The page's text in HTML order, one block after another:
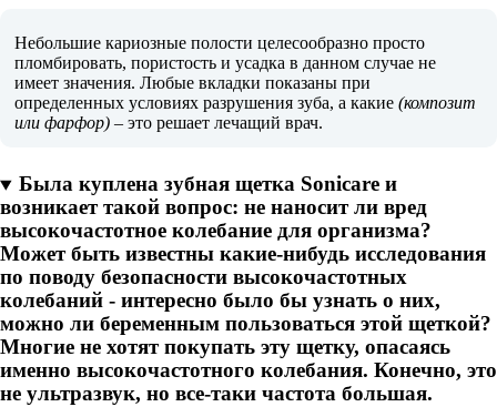
Небольшие кариозные полости целесообразно просто
пломбировать, пористость и усадка в данном случае не
имеет значения. Любые вкладки показаны при
определенных условиях разрушения зуба, а какие(композит
или фарфор) – это решает лечащий врач.
Была куплена зубная щетка Sonicare и
возникает такой вопрос: не наносит ли вред
высокочастотное колебание для организма?
Может быть известны какие-нибудь исследования
по поводу безопасности высокочастотных
колебаний - интересно было бы узнать о них,
можно ли беременным пользоваться этой щеткой?
Многие не хотят покупать эту щетку, опасаясь
именно высокочастотного колебания. Конечно, это
не ультразвук, но все-таки частота большая.